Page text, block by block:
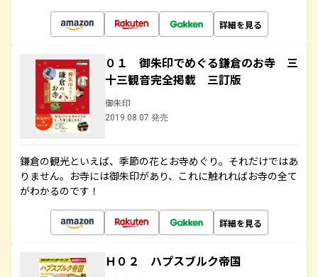
詳細を見る
０１ 御朱印でめぐる鎌倉のお寺 三
十三観音完全掲載 三訂版
御朱印
2019.08.07 発売
鎌倉の観光といえば、季節の花とお寺めぐり。それだけではあ
りません。お寺には御朱印があり、これに触れればお寺の全て
がわかるのです！
詳細を見る
Ｈ０２ ハプスブルク帝国